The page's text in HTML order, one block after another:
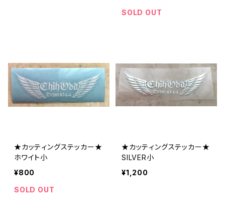
SOLD OUT
★カッティングステッカー★
ホワイト小
¥800
SOLD OUT
★カッティングステッカー★
SILVER小
¥1,200